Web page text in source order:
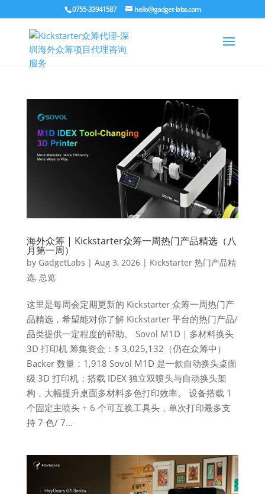
0755-33941587 hello@gadget-labs.com
海外众筹 | Kickstarter众筹一周热门产品精选（八
月第一周）
by GadgetLabs | Aug 3, 2026| Kickstarter 热门产品精
选, 总览
这里是每周会定期更新的 Kickstarter 众筹一周热门产
品精选，希望能对你了解 Kickstarter 平台的热门产品/
品类提供一定程度的帮助。 Sovol M1D｜多材料换头
3D 打印机 筹集资金：$ 3,025,132（仍在众筹中）
Backer 数量：1,918 Sovol M1D 是一款自动换头桌面
级 3D 打印机；搭载 IDEX 独立双喷头与自动换头架
构，大幅提升桌面多材料多色打印效率。 设备搭载 1
个固定主喷头 + 6 个可互换工具头，单次打印最多支
持 7 色/ 7...